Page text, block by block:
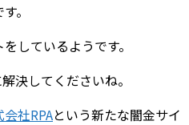
。
しているようです。
決してくださいね。
社RPAという新たな闇金サイ